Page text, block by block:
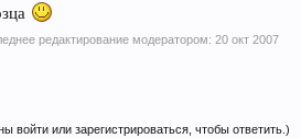
редактирование модератором: 20 окт 2007
войти или зарегистрироваться, чтобы ответить.)